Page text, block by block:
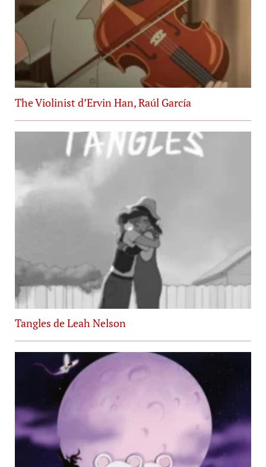
The Violinist d’Ervin Han, Raúl García
Tangles de Leah Nelson